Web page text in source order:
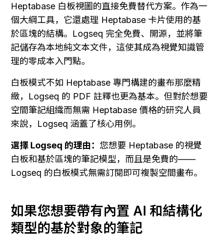
Heptabase 白板視圖的直接免費替代方案。作為一
個大綱工具，它還處理 Heptabase 卡片使用的基
於區塊的結構。Logseq 完全免費、開源，並將筆
記儲存為本地純文本文件，這使其成為視覺知識管
理的零成本入門點。
白板模式不如 Heptabase 專門構建的畫布那麼精
緻，Logseq 的 PDF 註釋也更為基本。但對於想要
空間筆記組織而無需 Heptabase 價格的研究人員
來說，Logseq 涵蓋了核心用例。
選擇 Logseq 的理由： 您想要 Heptabase 的視覺
白板和基於區塊的筆記模型，而且是免費的——
Logseq 的白板模式無需訂閱即可複製空間畫布。
如果您想要帶有內置 AI 和結構化
類型的基於對象的筆記